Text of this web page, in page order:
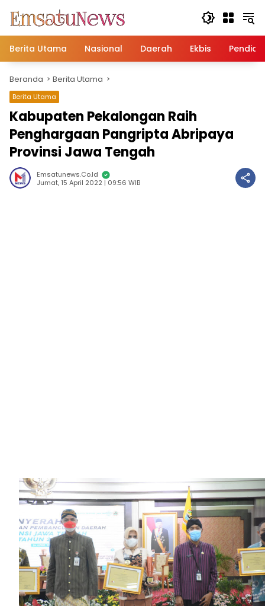
konten
Berita Utama
Nasional Daerah Ekbis
Beranda Berita Utama
Berita Utama
Kabupaten Pekalongan Raih
Penghargaan Pangripta Abripaya
Provinsi Jawa Tengah
Emsatunews.co.id
Jumat, 15 April 2022 | 09:56 WIB